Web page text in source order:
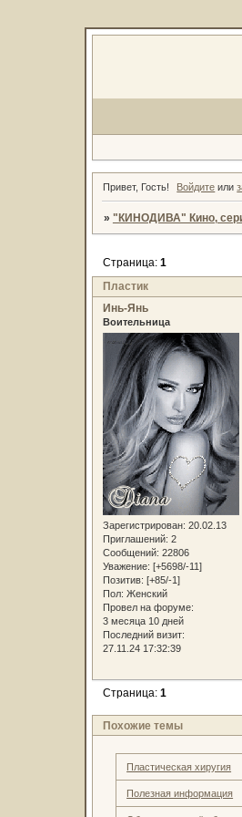
Привет, Гость! Войдите или
» "КИНОДИВА" Кино,
Пластик
Страница: 1
Инь-Янь
Воительница
Зарегистрирован: 20.02.13
Приглашений: 2
Сообщений: 22806
Уважение: [+5698/-11]
Позитив: [+85/-1]
Пол: Женский
Провел на форуме:
3 месяца 10 дней
Последний визит:
27.11.24 17:32:39
Страница: 1
Похожие темы
Пластическая хиругия
Полезная информация